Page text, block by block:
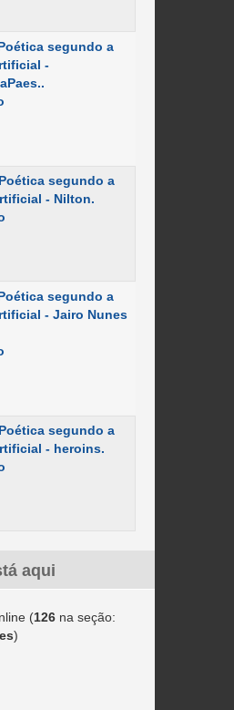
segundo a
-
segundo a
- Nilton.
segundo a
- Jairo Nunes
segundo a
- heroins.
aqui
(126na seção:
)